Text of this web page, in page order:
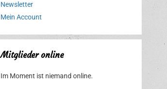
Newsletter
Mein Account
Mitglieder online
Im Moment ist niemand online.